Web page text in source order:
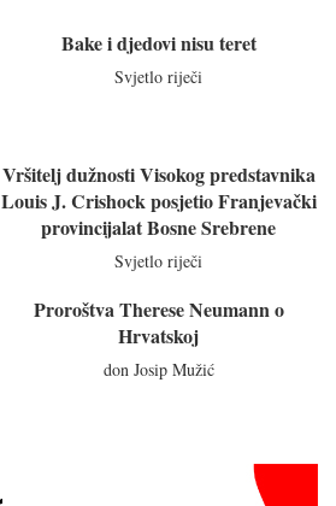
Bake i djedovi nisu teret
Svjetlo riječi
Vršitelj dužnosti Visokog predstavnika
Louis J. Crishock posjetio Franjevački
provincijalat Bosne Srebrene
Svjetlo riječi
Proroštva Therese Neumann o
Hrvatskoj
don Josip Mužić